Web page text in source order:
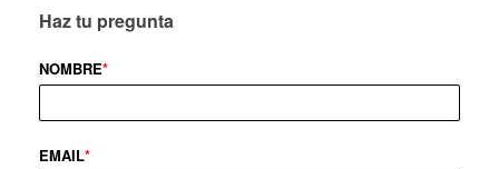
Haz tu pregunta
NOMBRE*
EMAIL*